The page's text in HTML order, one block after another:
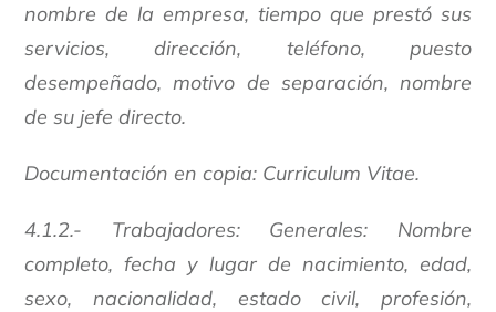
nombre de la empresa, tiempo que prestó sus
servicios, dirección, teléfono, puesto
desempeñado, motivo de separación, nombre
de su jefe directo.
Documentación en copia: Curriculum Vitae.
4.1.2.- Trabajadores: Generales: Nombre
completo, fecha y lugar de nacimiento, edad,
sexo, nacionalidad, estado civil, profesión,